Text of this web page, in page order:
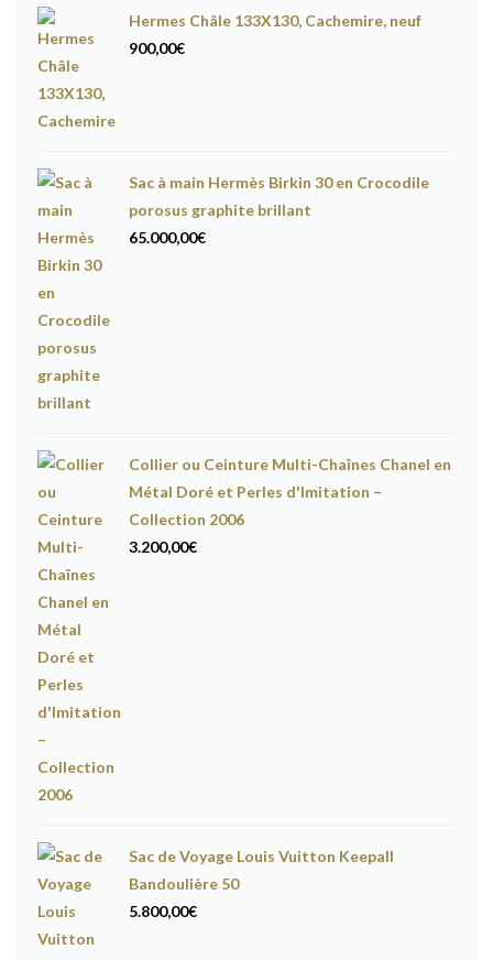
Hermes Châle 133X130, Cachemire, neuf
900,00€
Sac à main Hermès Birkin 30 en Crocodile
porosus graphite brillant
65.000,00€
Collier ou Ceinture Multi-Chaînes Chanel en
Métal Doré et Perles d'Imitation –
Collection 2006
3.200,00€
Sac de Voyage Louis Vuitton Keepall
Bandoulière 50
5.800,00€